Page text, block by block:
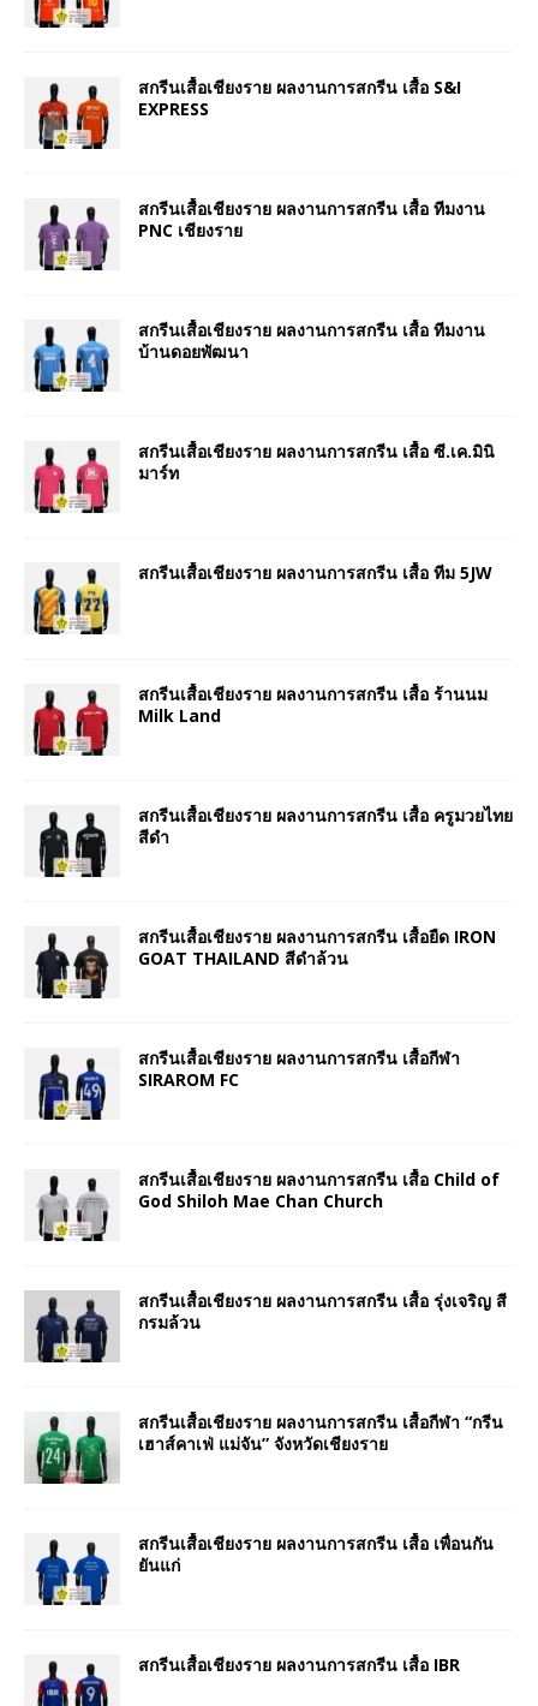
สกรีนเสื้อเชียงราย ผลงานการสกรีน เสื้อ S&I
EXPRESS
สกรีนเสื้อเชียงราย ผลงานการสกรีน เสื้อ ทีมงาน
PNC เชียงราย
สกรีนเสื้อเชียงราย ผลงานการสกรีน เสื้อ ทีมงาน
บ้านดอยพัฒนา
สกรีนเสื้อเชียงราย ผลงานการสกรีน เสื้อ ซี.เค.มินิ
มาร์ท
สกรีนเสื้อเชียงราย ผลงานการสกรีน เสื้อ ทีม 5JW
สกรีนเสื้อเชียงราย ผลงานการสกรีน เสื้อ ร้านนม
Milk Land
สกรีนเสื้อเชียงราย ผลงานการสกรีน เสื้อ ครูมวยไทย
สีดำ
สกรีนเสื้อเชียงราย ผลงานการสกรีน เสื้อยืด IRON
GOAT THAILAND สีดำล้วน
สกรีนเสื้อเชียงราย ผลงานการสกรีน เสื้อกีฬา
SIRAROM FC
สกรีนเสื้อเชียงราย ผลงานการสกรีน เสื้อ Child of
God Shiloh Mae Chan Church
สกรีนเสื้อเชียงราย ผลงานการสกรีน เสื้อ รุ่งเจริญ สี
กรมล้วน
สกรีนเสื้อเชียงราย ผลงานการสกรีน เสื้อกีฬา “กรีน
เฮาส์คาเฟ่ แม่จัน” จังหวัดเชียงราย
สกรีนเสื้อเชียงราย ผลงานการสกรีน เสื้อ เพื่อนกัน
ยันแก่
สกรีนเสื้อเชียงราย ผลงานการสกรีน เสื้อ IBR